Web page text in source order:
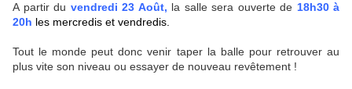
A partir du vendredi 23 Août, la salle sera ouverte de 18h30 à
20h les mercredis et vendredis.
Tout le monde peut donc venir taper la balle pour retrouver au
plus vite son niveau ou essayer de nouveau revêtement !